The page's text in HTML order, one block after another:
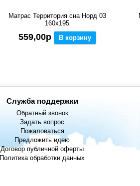
Матрас Территория сна Норд 03
160x195
559,00р В корзину
Служба поддержки
Обратный звонок
Задать вопрос
Пожаловаться
Предложить идею
Договор публичной оферты
Политика обработки данных